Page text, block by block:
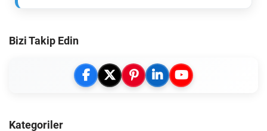
Bizi Takip Edin
Kategoriler